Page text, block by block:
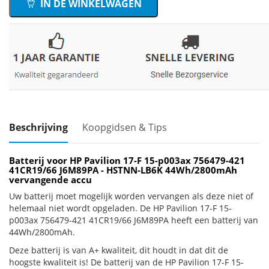
IN DE WINKELWAGEN
Beschrijving Koopgidsen & Tips
Batterij voor HP Pavilion 17-F 15-p003ax 756479-421
41CR19/66 J6M89PA - HSTNN-LB6K 44Wh/2800mAh
vervangende accu
Uw batterij moet mogelijk worden vervangen als deze niet of
helemaal niet wordt opgeladen. De HP Pavilion 17-F 15-
p003ax 756479-421 41CR19/66 J6M89PA heeft een batterij van
44Wh/2800mAh.
Deze batterij is van A+ kwaliteit, dit houdt in dat dit de
hoogste kwaliteit is! De batterij van de HP Pavilion 17-F 15-